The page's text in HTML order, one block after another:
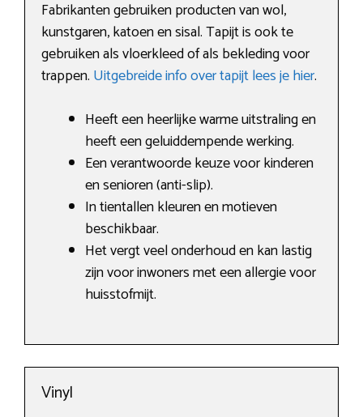
Fabrikanten gebruiken producten van wol,
kunstgaren, katoen en sisal. Tapijt is ook te
gebruiken als vloerkleed of als bekleding voor
trappen. Uitgebreide info over tapijt lees je hier.
Heeft een heerlijke warme uitstraling en
heeft een geluiddempende werking.
Een verantwoorde keuze voor kinderen
en senioren (anti-slip).
In tientallen kleuren en motieven
beschikbaar.
Het vergt veel onderhoud en kan lastig
zijn voor inwoners met een allergie voor
huisstofmijt.
Vinyl